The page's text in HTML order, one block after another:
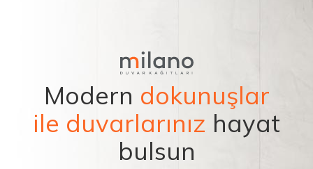
Modern dokunuşlar
ile duvarlarınız hayat
bulsun